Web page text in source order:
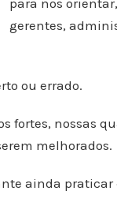
para nos
gerentes,
ou errado.
fortes, nossas
melhorados.
ainda praticar